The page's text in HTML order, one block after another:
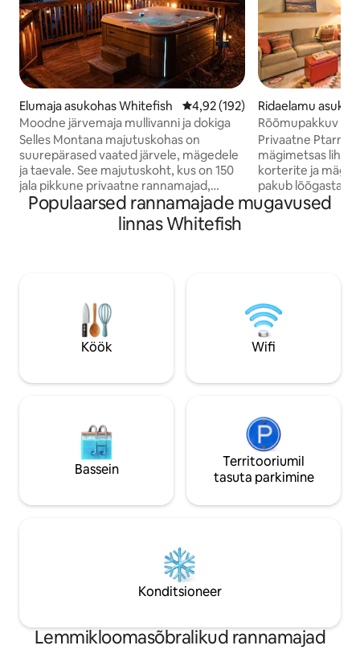
Elumaja asukohas Whitefish Keskmine hinnang 4,92/5, 192
4,92 (192)
Moodne järvemaja mullivanni ja dokiga
Selles Montana majutuskohas on
suurepärased vaated järvele, mägedele
ja taevale. See majutuskoht, kus on 150
jala pikkune privaatne rannamajad,
mullivann ja magamisruum 8 koos 3,5
vannitoaga, on ideaalne puhkusereis!
Naudi kaasasolevaid kajakke või tõmba
Whitefishi kesklinnast, 15 minuti
kaugusel Whitefish Mountain Resorti
nõlvadest ja 45 minuti kaugusel Glacier
Parki läänepoolsest sissepääsust.
Ridaelamu
sh
Rõõmupakkuv
Mountain Resort
Privaatne
mägimetsas
korterite ja
pakub
suveks
Palju mugavusi:
kesklinnast ja
matkamiseks,
jalgrattasõiduks,
ostlemiseks,
Populaarsed rannamajade mugavused
linnas Whitefish
Köök Wifi
Bassein
Territooriumil
tasuta parkimine
Konditsioneer
Lemmikloomasõbralikud rannamajad